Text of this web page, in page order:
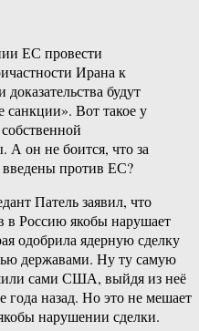
ЕС провести
Ирана к
будут
санкции». Вот такое у
А он не боится, что за
введены против ЕС?
Патель заявил, что
в Россию якобы нарушает
одобрила ядерную сделку
державами. Ну ту самую
сами США, выйдя из неё
года назад. Но это не мешает
нарушении сделки.